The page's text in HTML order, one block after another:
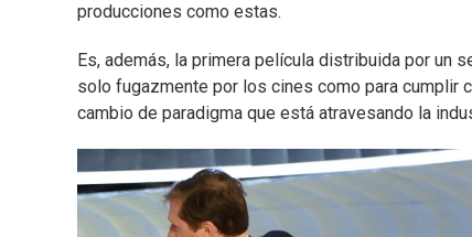
producciones como estas.
Es, además, la primera película distribuida por un
solo fugazmente por los cines como para cumplir
cambio de paradigma que está atravesando la